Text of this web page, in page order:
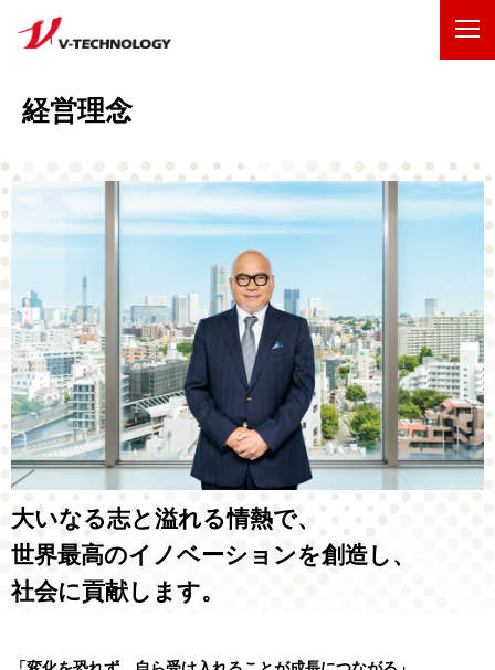
経営理念
大いなる志と溢れる情熱で、
世界最高のイノベーションを創造し、
社会に貢献します。
技術・開発
お問い合わせ
サイトマップ
ENGLISH